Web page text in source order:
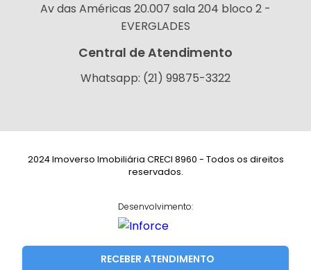
RECEBER ATENDIMENTO
Av das Américas 20.007 sala 204 bloco 2 -
EVERGLADES
Central de Atendimento
Whatsapp: (21) 99875-3322
2024 Imoverso Imobiliária CRECI 8960 - Todos os direitos
reservados.
Desenvolvimento: